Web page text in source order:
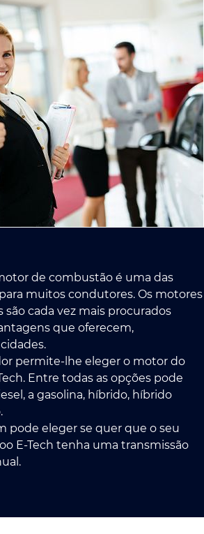
de combustão é uma das
muitos condutores. Os motores
são cada vez mais procurados
que oferecem,
permite-lhe eleger o motor do
Entre todas as opções pode
a gasolina, híbrido, híbrido
pode eleger se quer que o seu
E-Tech tenha uma transmissão